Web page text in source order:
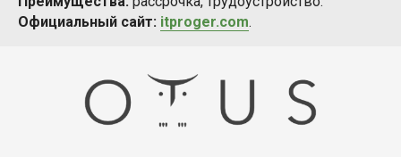
Официальный сайт: itproger.com.